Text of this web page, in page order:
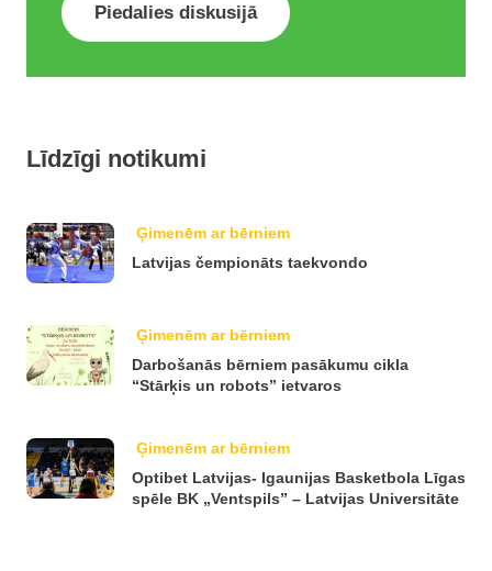
Piedalies diskusijā
Līdzīgi notikumi
Ģimenēm ar bērniem
Latvijas čempionāts taekvondo
Ģimenēm ar bērniem
Darbošanās bērniem pasākumu cikla
“Stārķis un robots” ietvaros
Ģimenēm ar bērniem
Optibet Latvijas- Igaunijas Basketbola Līgas
spēle BK „Ventspils” – Latvijas Universitāte